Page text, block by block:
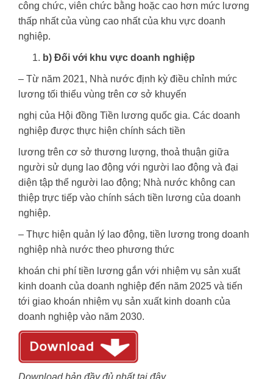
công chức, viên chức bằng hoặc cao hơn mức lương
thấp nhất của vùng cao nhất của khu vực doanh
nghiệp.
b) Đối với khu vực doanh nghiệp
– Từ năm 2021, Nhà nước định kỳ điều chỉnh mức
lương tối thiểu vùng trên cơ sở khuyến
nghị của Hội đồng Tiền lương quốc gia. Các doanh
nghiệp được thực hiện chính sách tiền
lương trên cơ sở thương lượng, thoả thuận giữa
người sử dụng lao động với người lao động và đại
diện tập thể người lao động; Nhà nước không can
thiệp trực tiếp vào chính sách tiền lương của doanh
nghiệp.
– Thực hiện quản lý lao động, tiền lương trong doanh
nghiệp nhà nước theo phương thức
khoán chi phí tiền lương gắn với nhiệm vụ sản xuất
kinh doanh của doanh nghiệp đến năm 2025 và tiến
tới giao khoán nhiệm vụ sản xuất kinh doanh của
doanh nghiệp vào năm 2030.